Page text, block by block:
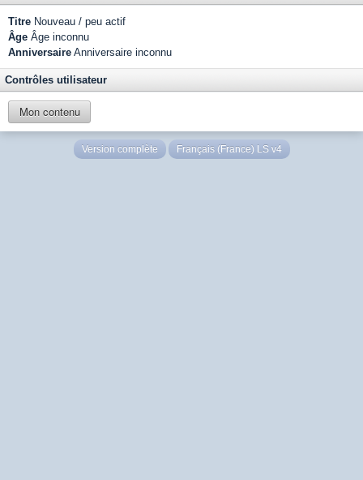
Titre Nouveau / peu actif
Âge Âge inconnu
Anniversaire Anniversaire inconnu
Contrôles utilisateur
Mon contenu
Version complète Français (France) LS v4